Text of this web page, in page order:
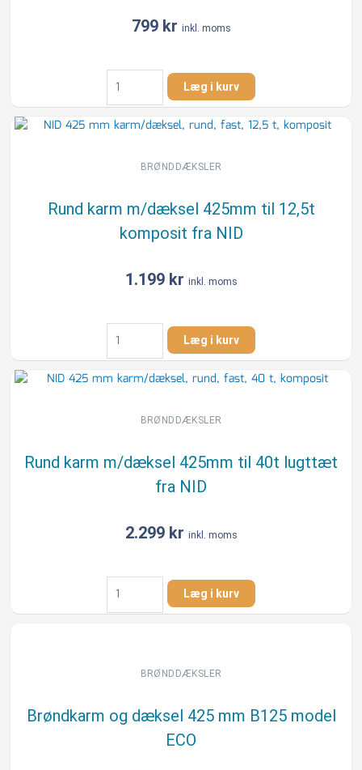
799 kr inkl. moms
Rund
karm
m/dæksel
425mm
komposit
fra
NID
Læg i kurv
BRØNDDÆKSLER
Rund karm m/dæksel 425mm til 12,5t
komposit fra NID
1.199 kr inkl. moms
Rund
karm
m/dæksel
425mm
NID
Læg i kurv
BRØNDDÆKSLER
Rund karm m/dæksel 425mm til 40t lugttæt
fra NID
2.299 kr inkl. moms
Rund
karm
m/dæksel
NID
Læg i kurv
BRØNDDÆKSLER
Brøndkarm og dæksel 425 mm B125 model
ECO